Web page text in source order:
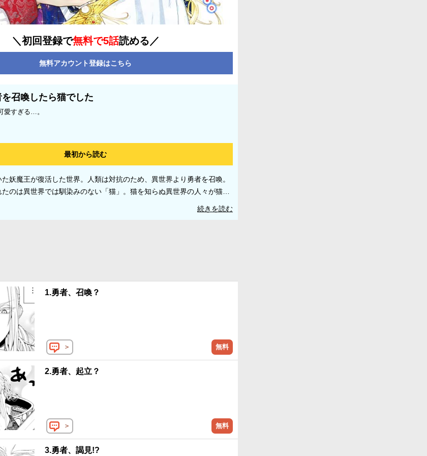
＼初回登録で無料で5話読める／
無料アカウント登録はこちら
召喚したら猫でした
愛すぎる…。
最初から読む
妖魔王が復活した世界。人類は対抗のため、異世界より勇者を召喚。
たのは異世界では馴染みのない「猫」。猫を知らぬ異世界の人々が猫の
可愛さに堕ちてゆく、異世界キャットメロメロファンタジー!! ©楠木ひかる／コアミックス
続きを読む
1.勇者、召喚？
＞ 無料
2.勇者、起立？
＞ 無料
3.勇者、謁見!?